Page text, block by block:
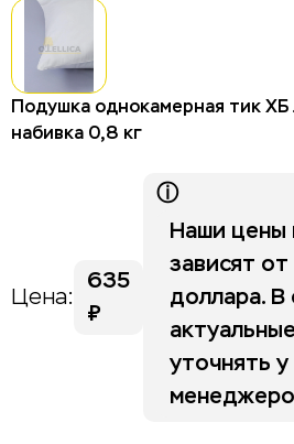
Подушка однокамерная тик
набивка 0,8 кг
Цена:
635
₽
ⓘ
Наши цены
зависят от
доллара. В
уточнять